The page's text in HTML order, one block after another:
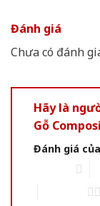
Đánh giá
Chưa có đánh
Hãy là
Gỗ
Đánh giá